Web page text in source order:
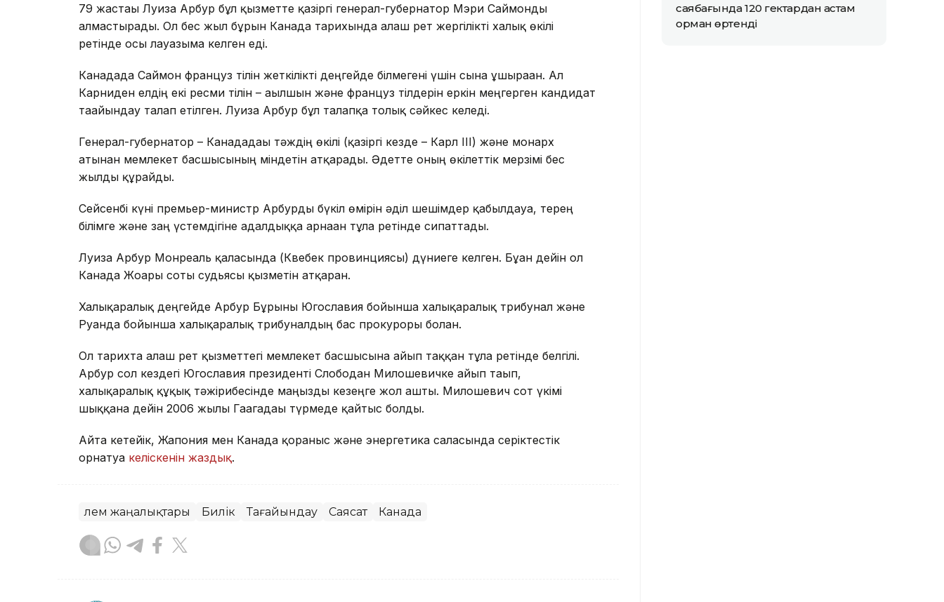
79 жастағы Луиза Арбур бұл қызметте қазіргі генерал-губернатор Мэри Саймонды
алмастырады. Ол бес жыл бұрын Канада тарихында алғаш рет жергілікті халық өкілі
ретінде осы лауазымға келген еді.
Канадада Саймон француз тілін жеткілікті деңгейде білмегені үшін сынға ұшыраған. Ал
Карниден елдің екі ресми тілін – ағылшын және француз тілдерін еркін меңгерген кандидат
тағайындау талап етілген. Луиза Арбур бұл талапқа толық сәйкес келеді.
Генерал-губернатор – Канададағы тәждің өкілі (қазіргі кезде – Карл III) және монарх
атынан мемлекет басшысының міндетін атқарады. Әдетте оның өкілеттік мерзімі бес
жылды құрайды.
Сейсенбі күні премьер-министр Арбурды бүкіл өмірін әділ шешімдер қабылдауға, терең
білімге және заң үстемдігіне адалдыққа арнаған тұлға ретінде сипаттады.
Луиза Арбур Монреаль қаласында (Квебек провинциясы) дүниеге келген. Бұған дейін ол
Канада Жоғарғы соты судьясы қызметін атқарған.
Халықаралық деңгейде Арбур Бұрынғы Югославия бойынша халықаралық трибунал және
Руанда бойынша халықаралық трибуналдың бас прокуроры болған.
Ол тарихта алғаш рет қызметтегі мемлекет басшысына айып таққан тұлға ретінде белгілі.
Арбур сол кездегі Югославия президенті Слободан Милошевичке айып тағып,
халықаралық құқық тәжірибесінде маңызды кезеңге жол ашты. Милошевич сот үкімі
шыққанға дейін 2006 жылы Гаагадағы түрмеде қайтыс болды.
Айта кетейік, Жапония мен Канада қорғаныс және энергетика саласында серіктестік
орнатуға келіскенін жаздық.
Әлем жаңалықтары Билік Тағайындау Саясат Канада
саябағында 120 гектардан астам
орман өртенді